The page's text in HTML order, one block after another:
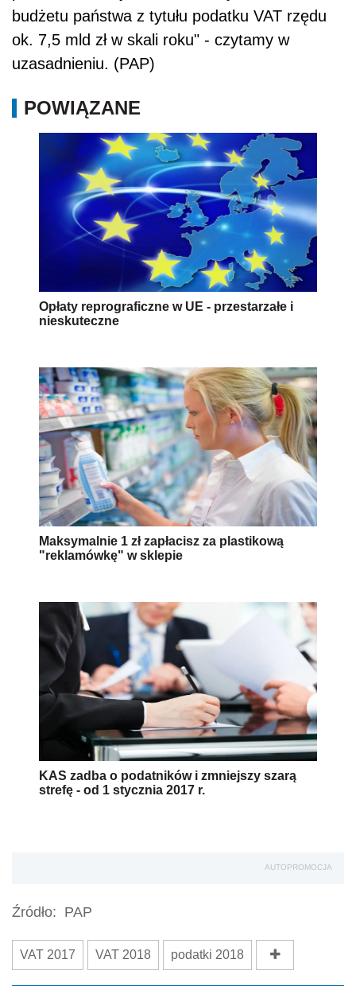
budżetu państwa z tytułu podatku VAT rzędu
ok. 7,5 mld zł w skali roku" - czytamy w
uzasadnieniu. (PAP)
POWIĄZANE
Opłaty reprograficzne w UE - przestarzałe i
nieskuteczne
Maksymalnie 1 zł zapłacisz za plastikową
"reklamówkę" w sklepie
KAS zadba o podatników i zmniejszy szarą
strefę - od 1 stycznia 2017 r.
AUTOPROMOCJA
Źródło: PAP
VAT 2017 VAT 2018 podatki 2018